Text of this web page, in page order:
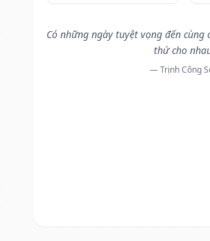
Có những ngày tuyệt vọng đến
thứ cho
— Trịnh Công